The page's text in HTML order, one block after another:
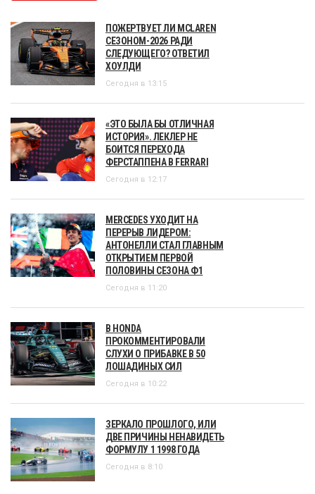
ПОЖЕРТВУЕТ ЛИ MCLAREN
СЕЗОНОМ-2026 РАДИ
СЛЕДУЮЩЕГО? ОТВЕТИЛ
ХОУЛДИ
Сегодня в 13:15
«ЭТО БЫЛА БЫ ОТЛИЧНАЯ
ИСТОРИЯ». ЛЕКЛЕР НЕ
БОИТСЯ ПЕРЕХОДА
ФЕРСТАППЕНА В FERRARI
Сегодня в 12:17
MERCEDES УХОДИТ НА
ПЕРЕРЫВ ЛИДЕРОМ:
АНТОНЕЛЛИ СТАЛ ГЛАВНЫМ
ОТКРЫТИЕМ ПЕРВОЙ
ПОЛОВИНЫ СЕЗОНА Ф1
Сегодня в 11:20
В HONDA
ПРОКОММЕНТИРОВАЛИ
СЛУХИ О ПРИБАВКЕ В 50
ЛОШАДИНЫХ СИЛ
Сегодня в 10:22
ЗЕРКАЛО ПРОШЛОГО, ИЛИ
ДВЕ ПРИЧИНЫ НЕНАВИДЕТЬ
ФОРМУЛУ 1 1998 ГОДА
Сегодня в 8:10